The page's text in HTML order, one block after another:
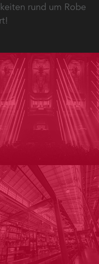
rund um Robe